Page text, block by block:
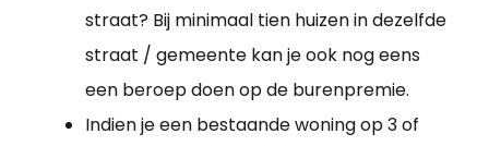
straat? Bij minimaal tien huizen in dezelfde
straat / gemeente kan je ook nog eens
een beroep doen op de burenpremie.
Indien je een bestaande woning op 3 of